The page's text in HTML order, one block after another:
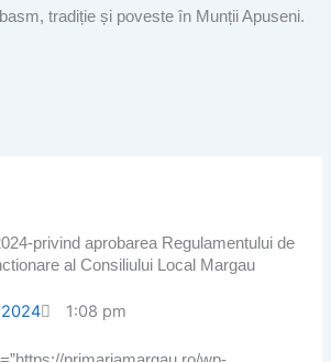
tradiție și poveste în Munții Apuseni.
privind aprobarea Regulamentului de
al Consiliului Local Margau
1:08 pm